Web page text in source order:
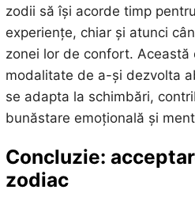
zodii să își acorde timp
experiențe, chiar și atunci
zonei lor de confort. Această
modalitate de a-și dezvolta
se adapta la schimbări,
bunăstare emoțională și
Concluzie:
zodiac